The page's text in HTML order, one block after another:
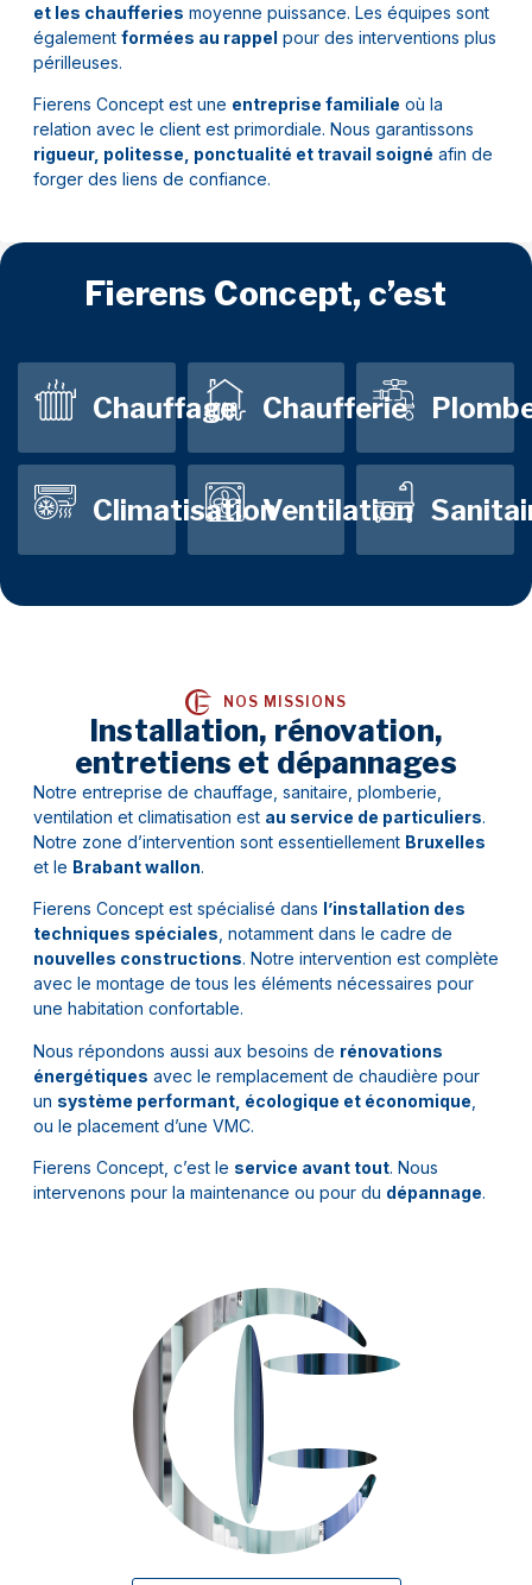
et les chaufferies moyenne puissance. Les équipes sont
également formées au rappel pour des interventions plus
périlleuses.
Fierens Concept est une entreprise familiale où la
relation avec le client est primordiale. Nous garantissons
rigueur, politesse, ponctualité et travail soigné afin de
forger des liens de confiance.
Fierens Concept, c’est
Chauffage Chaufferie
ClimatisationVentilation
NOS MISSIONS
Installation, rénovation,
entretiens et dépannages
Notre entreprise de chauffage, sanitaire, plomberie,
ventilation et climatisation est au service de particuliers.
Notre zone d’intervention sont essentiellement Bruxelles
et le Brabant wallon.
Fierens Concept est spécialisé dans l’installation des
techniques spéciales , notamment dans le cadre de
nouvelles constructions. Notre intervention est complète
avec le montage de tous les éléments nécessaires pour
une habitation confortable.
Nous répondons aussi aux besoins de rénovations
énergétiques avec le remplacement de chaudière pour
un système performant, écologique et économique
ou le placement d’une VMC.
Fierens Concept, c’est le service avant tout. Nous
intervenons pour la maintenance ou pour du dépannage.